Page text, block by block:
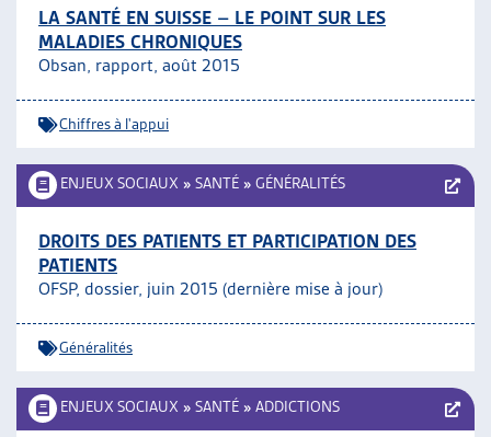
LA SANTÉ EN SUISSE – LE POINT SUR LES
MALADIES CHRONIQUES
Obsan, rapport, août 2015
Chiffres à l'appui
ENJEUX SOCIAUX » SANTÉ » GÉNÉRALITÉS
DROITS DES PATIENTS ET PARTICIPATION DES
PATIENTS
OFSP, dossier, juin 2015 (dernière mise à jour)
Généralités
ENJEUX SOCIAUX » SANTÉ » ADDICTIONS